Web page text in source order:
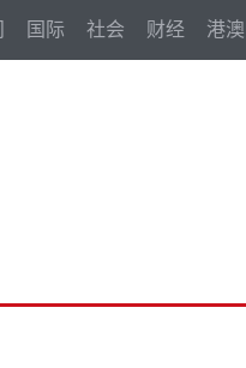
国际 社会 财经 港澳